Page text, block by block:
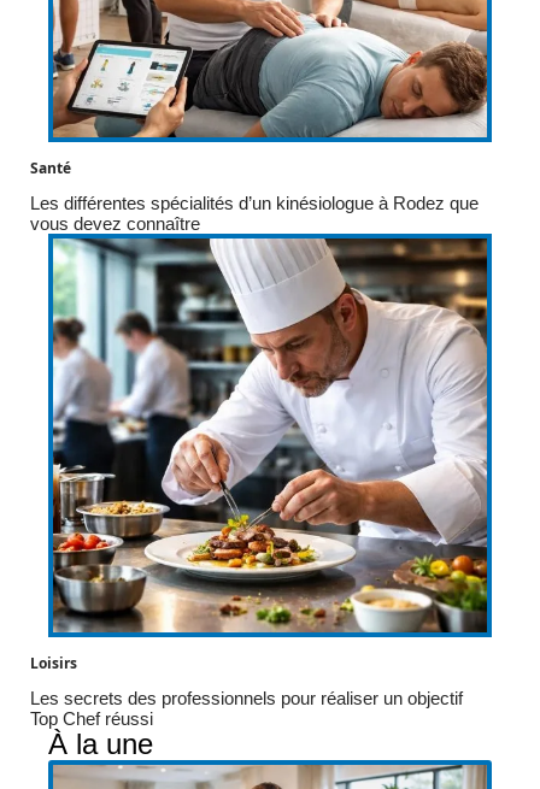
Santé
Les différentes spécialités d’un kinésiologue à Rodez que
vous devez connaître
Loisirs
Les secrets des professionnels pour réaliser un objectif
Top Chef réussi
À la une